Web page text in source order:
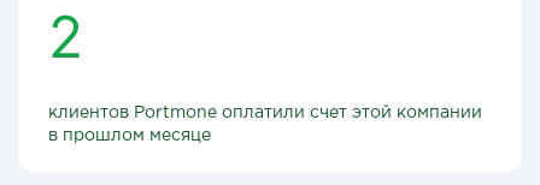
2
клиентов Portmone оплатили счет этой компании
в прошлом месяце